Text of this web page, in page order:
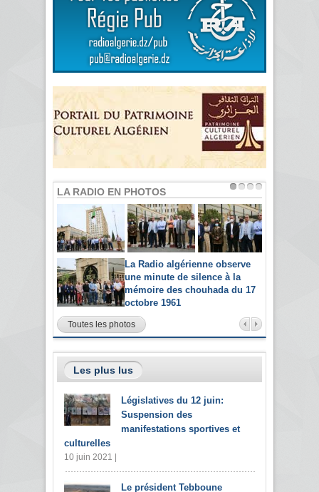
LA RADIO EN PHOTOS
La Radio algérienne observe
une minute de silence à la
mémoire des chouhada du 17
octobre 1961
Toutes les photos
Les plus lus
Législatives du 12 juin:
Suspension des
manifestations sportives et
culturelles
10 juin 2021 |
Le président Tebboune